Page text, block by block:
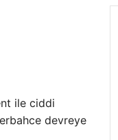
ile ciddi
devreye